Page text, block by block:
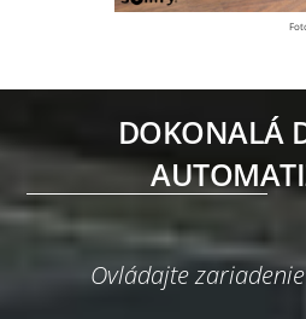
DOKONALÁ
Ovládajte